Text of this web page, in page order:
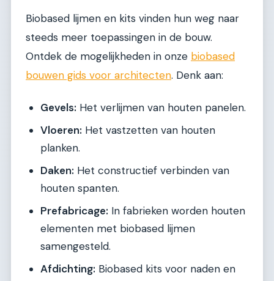
Biobased lijmen en kits vinden hun weg naar
steeds meer toepassingen in de bouw.
Ontdek de mogelijkheden in onze biobased
bouwen gids voor architecten. Denk aan:
Gevels: Het verlijmen van houten panelen.
Vloeren: Het vastzetten van houten
planken.
Daken: Het constructief verbinden van
houten spanten.
Prefabricage: In fabrieken worden houten
elementen met biobased lijmen
samengesteld.
Afdichting: Biobased kits voor naden en